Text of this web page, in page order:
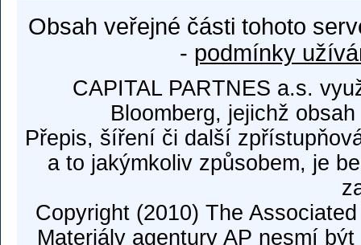
Obsah veřejné části tohoto
- podmínky
CAPITAL PARTNES a.s.
Bloomberg, jejichž
Přepis, šíření či další
a to jakýmkoliv způsobem, je
Copyright (2010) The
Materiály agentury AP nesmí